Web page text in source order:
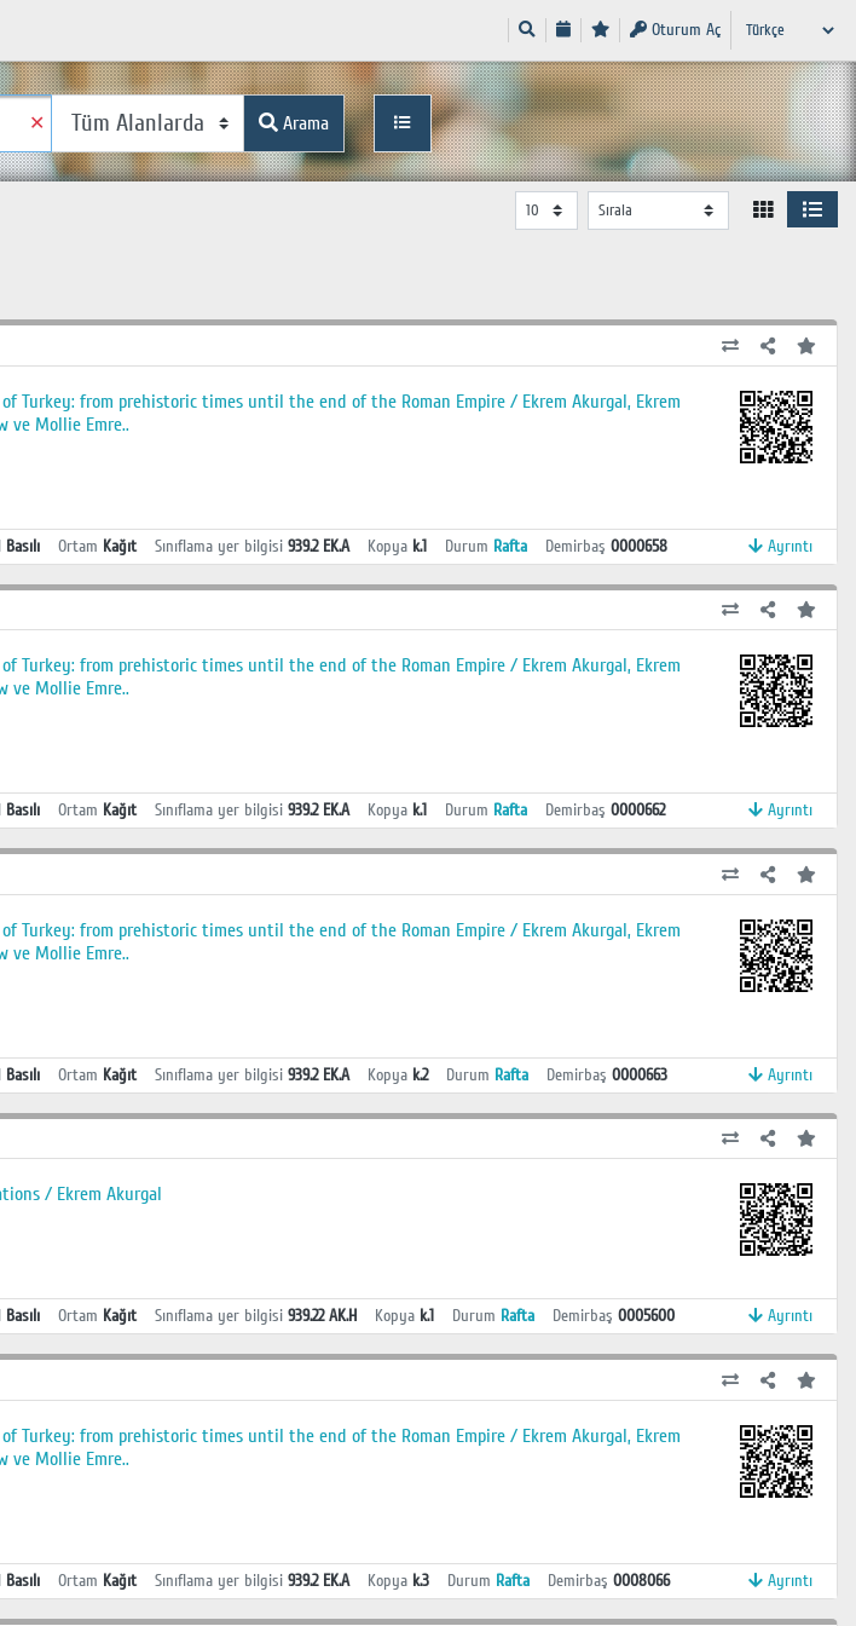
Oturum Aç
✕ Arama
Turkey: from prehistoric times until the end of the Roman Empire / Ekrem Akurgal, Ekrem
ve Mollie Emre..
Basılı Ortam Kağıt Sınıflama yer bilgisi 939.2 EK.A Kopya k.1 Durum Rafta Demirbaş 0000658 Ayrıntı
Turkey: from prehistoric times until the end of the Roman Empire / Ekrem Akurgal, Ekrem
ve Mollie Emre..
Basılı Ortam Kağıt Sınıflama yer bilgisi 939.2 EK.A Kopya k.1 Durum Rafta Demirbaş 0000662 Ayrıntı
Turkey: from prehistoric times until the end of the Roman Empire / Ekrem Akurgal, Ekrem
ve Mollie Emre..
Basılı Ortam Kağıt Sınıflama yer bilgisi 939.2 EK.A Kopya k.2 Durum Rafta Demirbaş 0000663 Ayrıntı
/ Ekrem Akurgal
Basılı Ortam Kağıt Sınıflama yer bilgisi 939.22 AK.H Kopya k.1 Durum Rafta Demirbaş 0005600 Ayrıntı
Turkey: from prehistoric times until the end of the Roman Empire / Ekrem Akurgal, Ekrem
ve Mollie Emre..
Basılı Ortam Kağıt Sınıflama yer bilgisi 939.2 EK.A Kopya k.3 Durum Rafta Demirbaş 0008066 Ayrıntı